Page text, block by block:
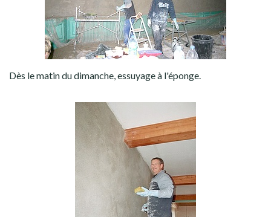
Dès le matin du dimanche, essuyage à l'éponge.